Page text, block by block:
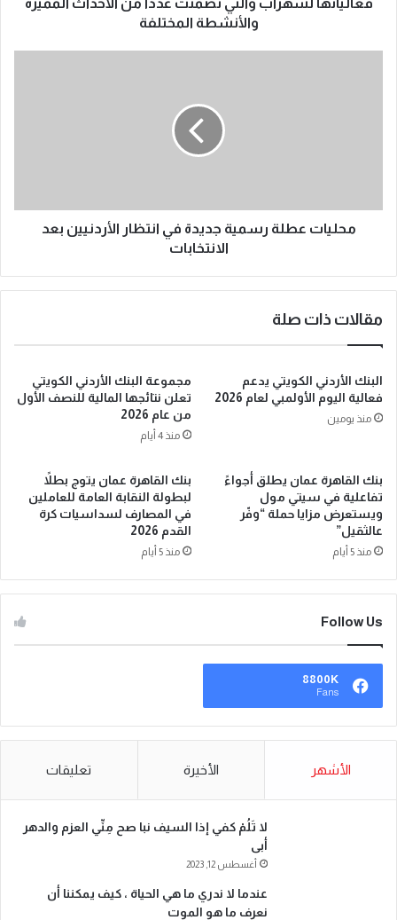
والأنشطة المختلفة
محليات عطلة رسمية جديدة في انتظار الأردنيين بعد
الانتخابات
مقالات ذات صلة
البنك الأردني الكويتي يدعم
فعالية اليوم الأولمبي لعام 2026
منذ يومين
مجموعة البنك الأردني الكويتي
تعلن نتائجها المالية للنصف الأول
من عام 2026
منذ 4 أيام
بنك القاهرة عمان يطلق أجواءً
تفاعلية في سيتي مول
ويستعرض مزايا حملة “وفّر
عالثقيل”
منذ 5 أيام
بنك القاهرة عمان يتوج بطلاً
لبطولة النقابة العامة للعاملين
في المصارف لسداسيات كرة
القدم 2026
منذ 5 أيام
Follow Us
8800K
Fans
الأشهر الأخيرة تعليقات
لا تَلُمْ كفي إذا السيف نبا صح مِنِّي العزم والدهر
أبى
أغسطس 12, 2023
عندما لا ندري ما هي الحياة ، كيف يمكننا أن
نعرف ما هو الموت